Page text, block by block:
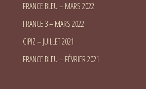
FRANCE BLEU – MARS 2022
FRANCE 3 – MARS 2022
CIPIZ – JUILLET 2021
FRANCE BLEU – FÉVRIER 2021